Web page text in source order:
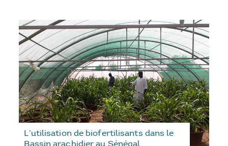
L’utilisation de biofertilisants dans le
Bassin arachidier au Sénégal